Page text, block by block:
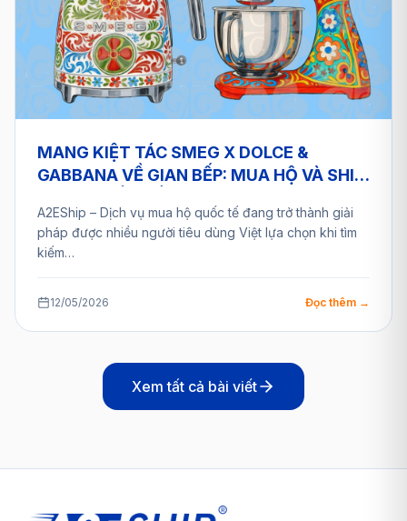
MANG KIỆT TÁC SMEG X DOLCE &
GABBANA VỀ GIAN BẾP: MUA HỘ VÀ SHIP
A2EShip – Dịch vụ mua hộ quốc tế đang trở thành giải
pháp được nhiều người tiêu dùng Việt lựa chọn khi tìm
kiếm…
12/05/2026 Đọc thêm →
Xem tất cả bài viết